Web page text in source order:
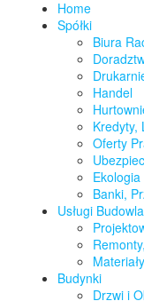
Home
Spółki
Biura
Handel
Kredyty,
Oferty
Ekologia
Banki,
Usługi
Budynki
Drzwi i